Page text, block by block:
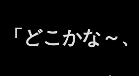
「どこかな～